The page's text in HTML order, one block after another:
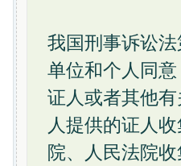
我国刑事诉讼
单位和个人同
证人或者其他
人提供的证人
院、人民法院